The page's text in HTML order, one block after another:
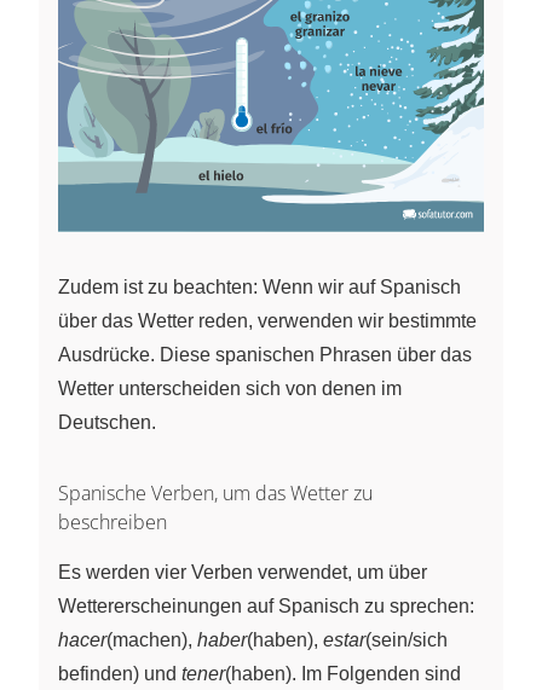
Zudem ist zu beachten: Wenn wir auf Spanisch
über das Wetter reden, verwenden wir bestimmte
Ausdrücke. Diese spanischen Phrasen über das
Wetter unterscheiden sich von denen im
Deutschen.
Spanische Verben, um das Wetter zu
beschreiben
Es werden vier Verben verwendet, um über
Wettererscheinungen auf Spanisch zu sprechen:
hacer(machen), haber(haben), estar(sein/sich
befinden) und tener(haben). Im Folgenden sind